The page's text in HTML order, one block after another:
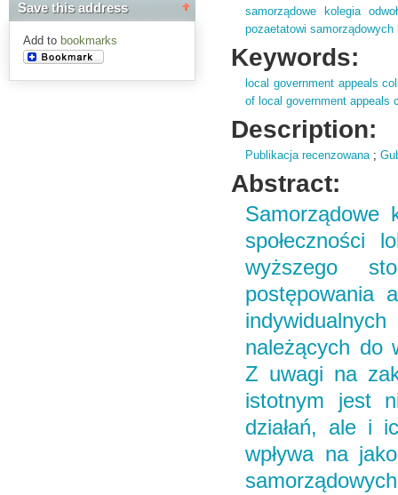
Save this address
Add to bookmarks
samorządowe kolegia
pozaetatowi samorządowych
Keywords:
local government appeals
of local government appeals
Description:
Publikacja recenzowana;
Abstract:
Samorządowe
społeczności
wyższego
postępowania
należących do
Z uwagi na
istotnym jest
działań, ale i
wpływa na